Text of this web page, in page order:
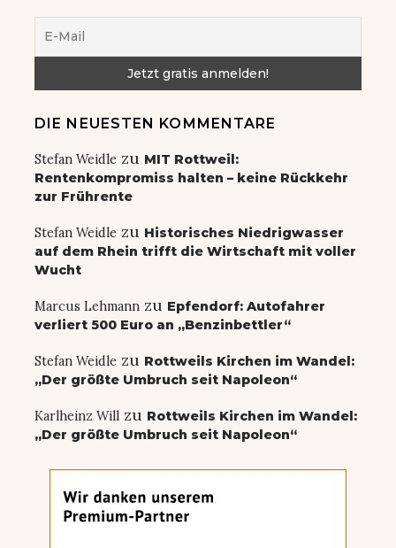
DIE NEUESTEN KOMMENTARE
Stefan Weidle zu MIT Rottweil:
Rentenkompromiss halten – keine Rückkehr
zur Frührente
Stefan Weidle zu Historisches Niedrigwasser
auf dem Rhein trifft die Wirtschaft mit voller
Wucht
Marcus Lehmann zu Epfendorf: Autofahrer
verliert 500 Euro an „Benzinbettler“
Stefan Weidle zu Rottweils Kirchen im Wandel:
„Der größte Umbruch seit Napoleon“
Karlheinz Will zu Rottweils Kirchen im Wandel:
„Der größte Umbruch seit Napoleon“